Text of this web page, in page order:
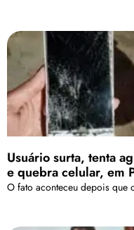
Usuário surta, tenta
e quebra celular, em
O fato aconteceu depois